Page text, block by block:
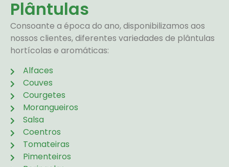
Plântulas
Consoante a época do ano, disponibilizamos aos
nossos clientes, diferentes variedades de plântulas
hortícolas e aromáticas:
Alfaces
Couves
Courgetes
Morangueiros
Salsa
Coentros
Tomateiras
Pimenteiros